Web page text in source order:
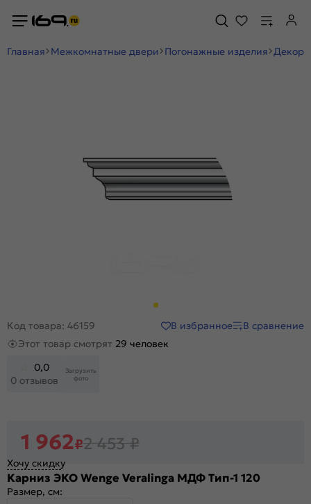
Главная Межкомнатные двери Погонажные изделия Декор
Код товара: 46159 В избранное
В сравнение
Этот товар смотрят 29 человек
0,0
0 отзывов
Загрузить
фото
1 962₽2 453₽
Хочу скидку
Карниз ЭКО Wenge Veralinga МДФ Тип-1 120
Размер, см: